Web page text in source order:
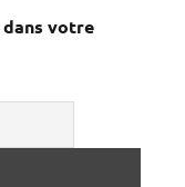
dans votre